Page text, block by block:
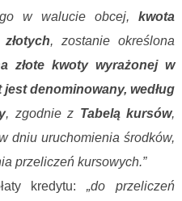
w walucie obcej,kwota
, zostanie określona
złote kwoty wyrażonej w
denominowany, według
, zgodnie z Tabelą kursów,
dniu uruchomienia środków,
przeliczeń kursowych.”
kredytu:„do przeliczeń